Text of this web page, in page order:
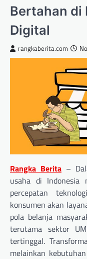
Bertahan di
Digital
rangkaberita.com
Rangka Berita–
usaha di Indonesia
percepatan
konsumen akan
pola belanja
terutama sektor
tertinggal.
melainkan